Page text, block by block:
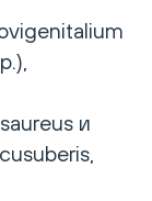
и